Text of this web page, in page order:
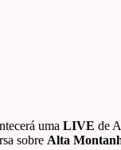
uma LIVE de
sobre Alta